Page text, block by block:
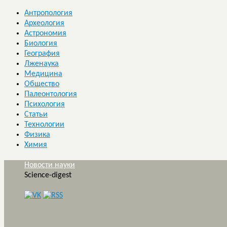
Антропология
Археология
Астрономия
Биология
География
Лженаука
Медицина
Общество
Палеонтология
Психология
Статьи
Технологии
Физика
Химия
Новости науки
Science-digest